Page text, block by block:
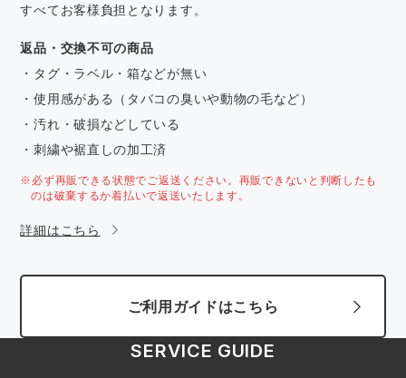
すべてお客様負担となります。
返品・交換不可の商品
・タグ・ラベル・箱などが無い
・使用感がある（タバコの臭いや動物の毛など）
・汚れ・破損などしている
・刺繍や裾直しの加工済
※必ず再販できる状態でご返送ください。再販できないと判断したも
のは破棄するか着払いで返送いたします。
詳細はこちら
ご利用ガイドはこちら
SERVICE GUIDE